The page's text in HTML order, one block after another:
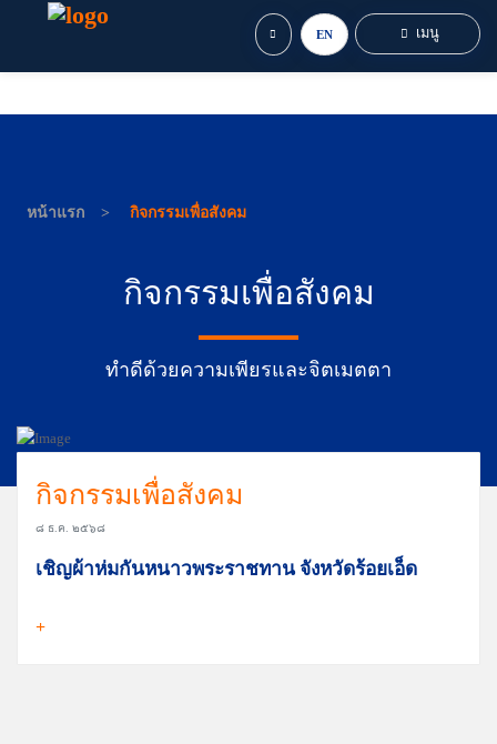
EN เมนู
หน้าแรก กิจกรรมเพื่อสังคม
กิจกรรมเพื่อสังคม
ทำดีด้วยความเพียรและจิตเมตตา
กิจกรรมเพื่อสังคม
๘ ธ.ค. ๒๕๖๘
เชิญผ้าห่มกันหนาวพระราชทาน จังหวัดร้อยเอ็ด
+